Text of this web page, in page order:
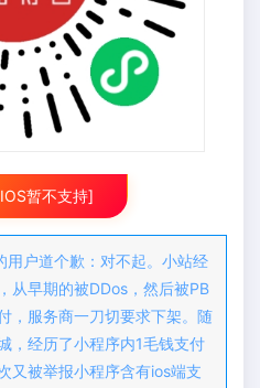
暂不支持]
用户道个歉：对不起。小站经
从早期的被DDos，然后被PB
，服务商一刀切要求下架。随
，经历了小程序内1毛钱支付
又被举报小程序含有ios端支